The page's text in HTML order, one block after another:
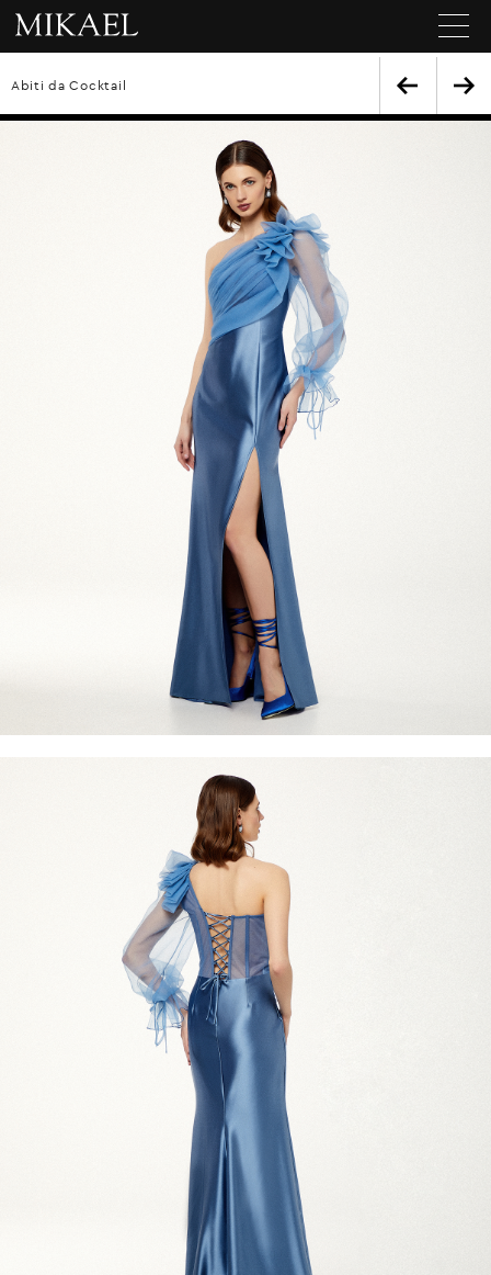
Abiti da Cocktail